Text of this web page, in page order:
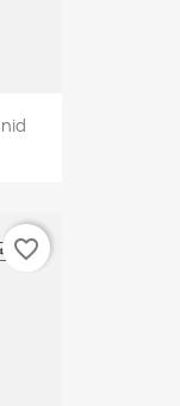
favorite_border